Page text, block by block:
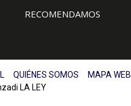
RECOMENDAMOS
QUIÉNES SOMOS MAPA WEB
LA LEY